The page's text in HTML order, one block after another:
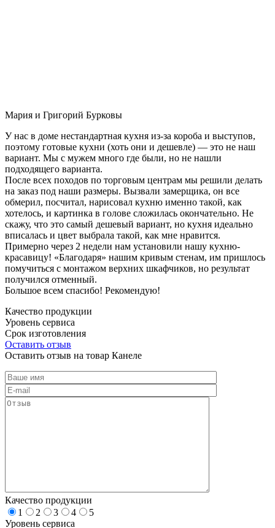
Мария и Григорий Бурковы
У нас в доме нестандартная кухня из-за короба и выступов,
поэтому готовые кухни (хоть они и дешевле) — это не наш
вариант. Мы с мужем много где были, но не нашли
подходящего варианта.
После всех походов по торговым центрам мы решили делать
на заказ под наши размеры. Вызвали замерщика, он все
обмерил, посчитал, нарисовал кухню именно такой, как
хотелось, и картинка в голове сложилась окончательно. Не
скажу, что это самый дешевый вариант, но кухня идеально
вписалась и цвет выбрала такой, как мне нравится.
Примерно через 2 недели нам установили нашу кухню-
красавицу! «Благодаря» нашим кривым стенам, им пришлось
помучиться с монтажом верхних шкафчиков, но результат
получился отменный.
Большое всем спасибо! Рекомендую!
Качество продукции
Уровень сервиса
Срок изготовления
Оставить отзыв
Оставить отзыв на товар Канеле
Качество продукции
1
2 3 4
5
Уровень сервиса